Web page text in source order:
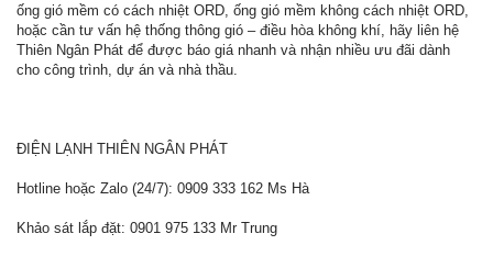
ống gió mềm có cách nhiệt ORD, ống gió mềm không cách nhiệt ORD,
hoặc cần tư vấn hệ thống thông gió – điều hòa không khí, hãy liên hệ
Thiên Ngân Phát để được báo giá nhanh và nhận nhiều ưu đãi dành
cho công trình, dự án và nhà thầu.
ĐIỆN LẠNH THIÊN NGÂN PHÁT
Hotline hoặc Zalo (24/7): 0909 333 162 Ms Hà
Khảo sát lắp đặt: 0901 975 133 Mr Trung